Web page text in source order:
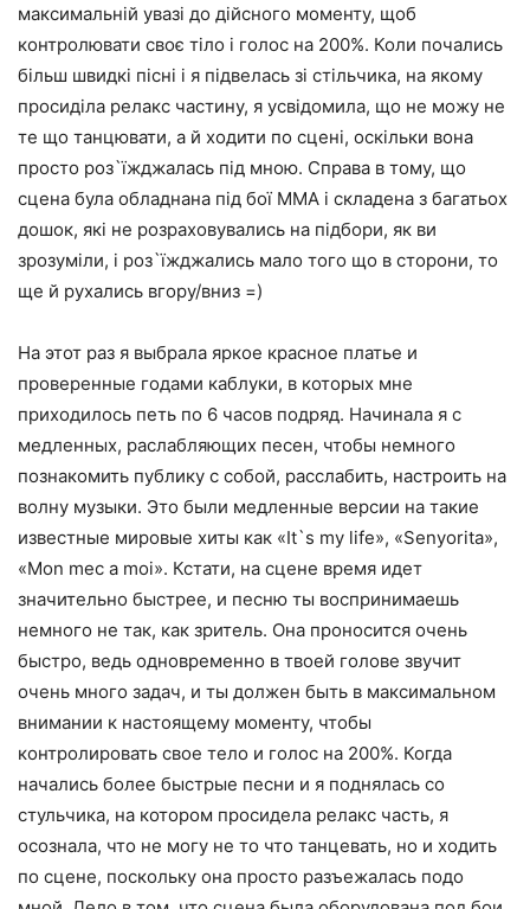
максимальній увазі до дійсного моменту, щоб
контролювати своє тіло і голос на 200%. Коли почались
більш швидкі пісні і я підвелась зі стільчика, на якому
просиділа релакс частину, я усвідомила, що не можу не
те що танцювати, а й ходити по сцені, оскільки вона
просто роз`їжджалась під мною. Справа в тому, що
сцена була обладнана під бої MMA і складена з багатьох
дошок, які не розраховувались на підбори, як ви
зрозуміли, і роз`їжджались мало того що в сторони, то
ще й рухались вгору/вниз =)
На этот раз я выбрала яркое красное платье и
проверенные годами каблуки, в которых мне
приходилось петь по 6 часов подряд. Начинала я с
медленных, раслабляющих песен, чтобы немного
познакомить публику с собой, расслабить, настроить на
волну музыки. Это были медленные версии на такие
известные мировые хиты как «It`s my life», «Senyorita»,
«Mon mec a moi». Кстати, на сцене время идет
значительно быстрее, и песню ты воспринимаешь
немного не так, как зритель. Она проносится очень
быстро, ведь одновременно в твоей голове звучит
очень много задач, и ты должен быть в максимальном
внимании к настоящему моменту, чтобы
контролировать свое тело и голос на 200%. Когда
начались более быстрые песни и я поднялась со
стульчика, на котором просидела релакс часть, я
осознала, что не могу не то что танцевать, но и ходить
по сцене, поскольку она просто разъежалась подо